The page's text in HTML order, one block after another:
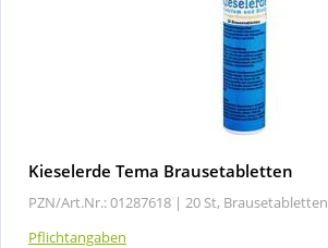
Kieselerde Tema Brausetabletten
PZN/Art.Nr.: 01287618 | 20 St, Brausetabletten
Pflichtangaben